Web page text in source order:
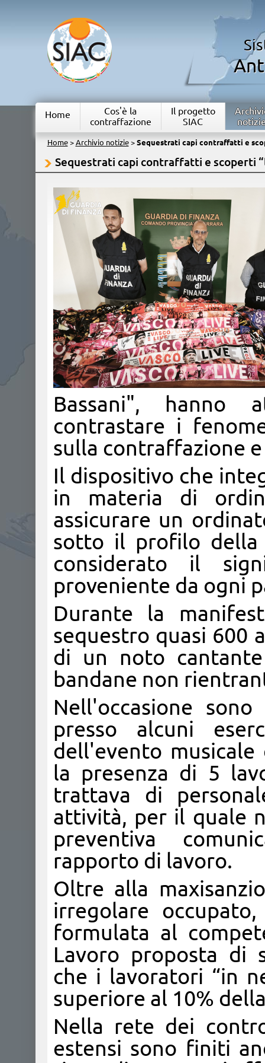
Home
Cos'è la
contraffazione
Il progetto
SIAC
Home> Archivio notizie> Sequestrati capi contraffatti e
Sequestrati capi contraffatti e scoperti
Bassani", hanno
contrastare i
sulla contraffazione
Il dispositivo che
in materia di
assicurare un
sotto il profilo della
considerato il
proveniente da ogni
Durante la
sequestro quasi
di un noto
bandane non
Nell'occasione
presso alcuni
dell'evento
la presenza di 5
trattava di
attività, per il quale
preventiva
rapporto di lavoro.
Oltre alla
irregolare
formulata al
Lavoro proposta di
che i lavoratori “in
superiore al 10%
Nella rete dei
estensi sono finiti